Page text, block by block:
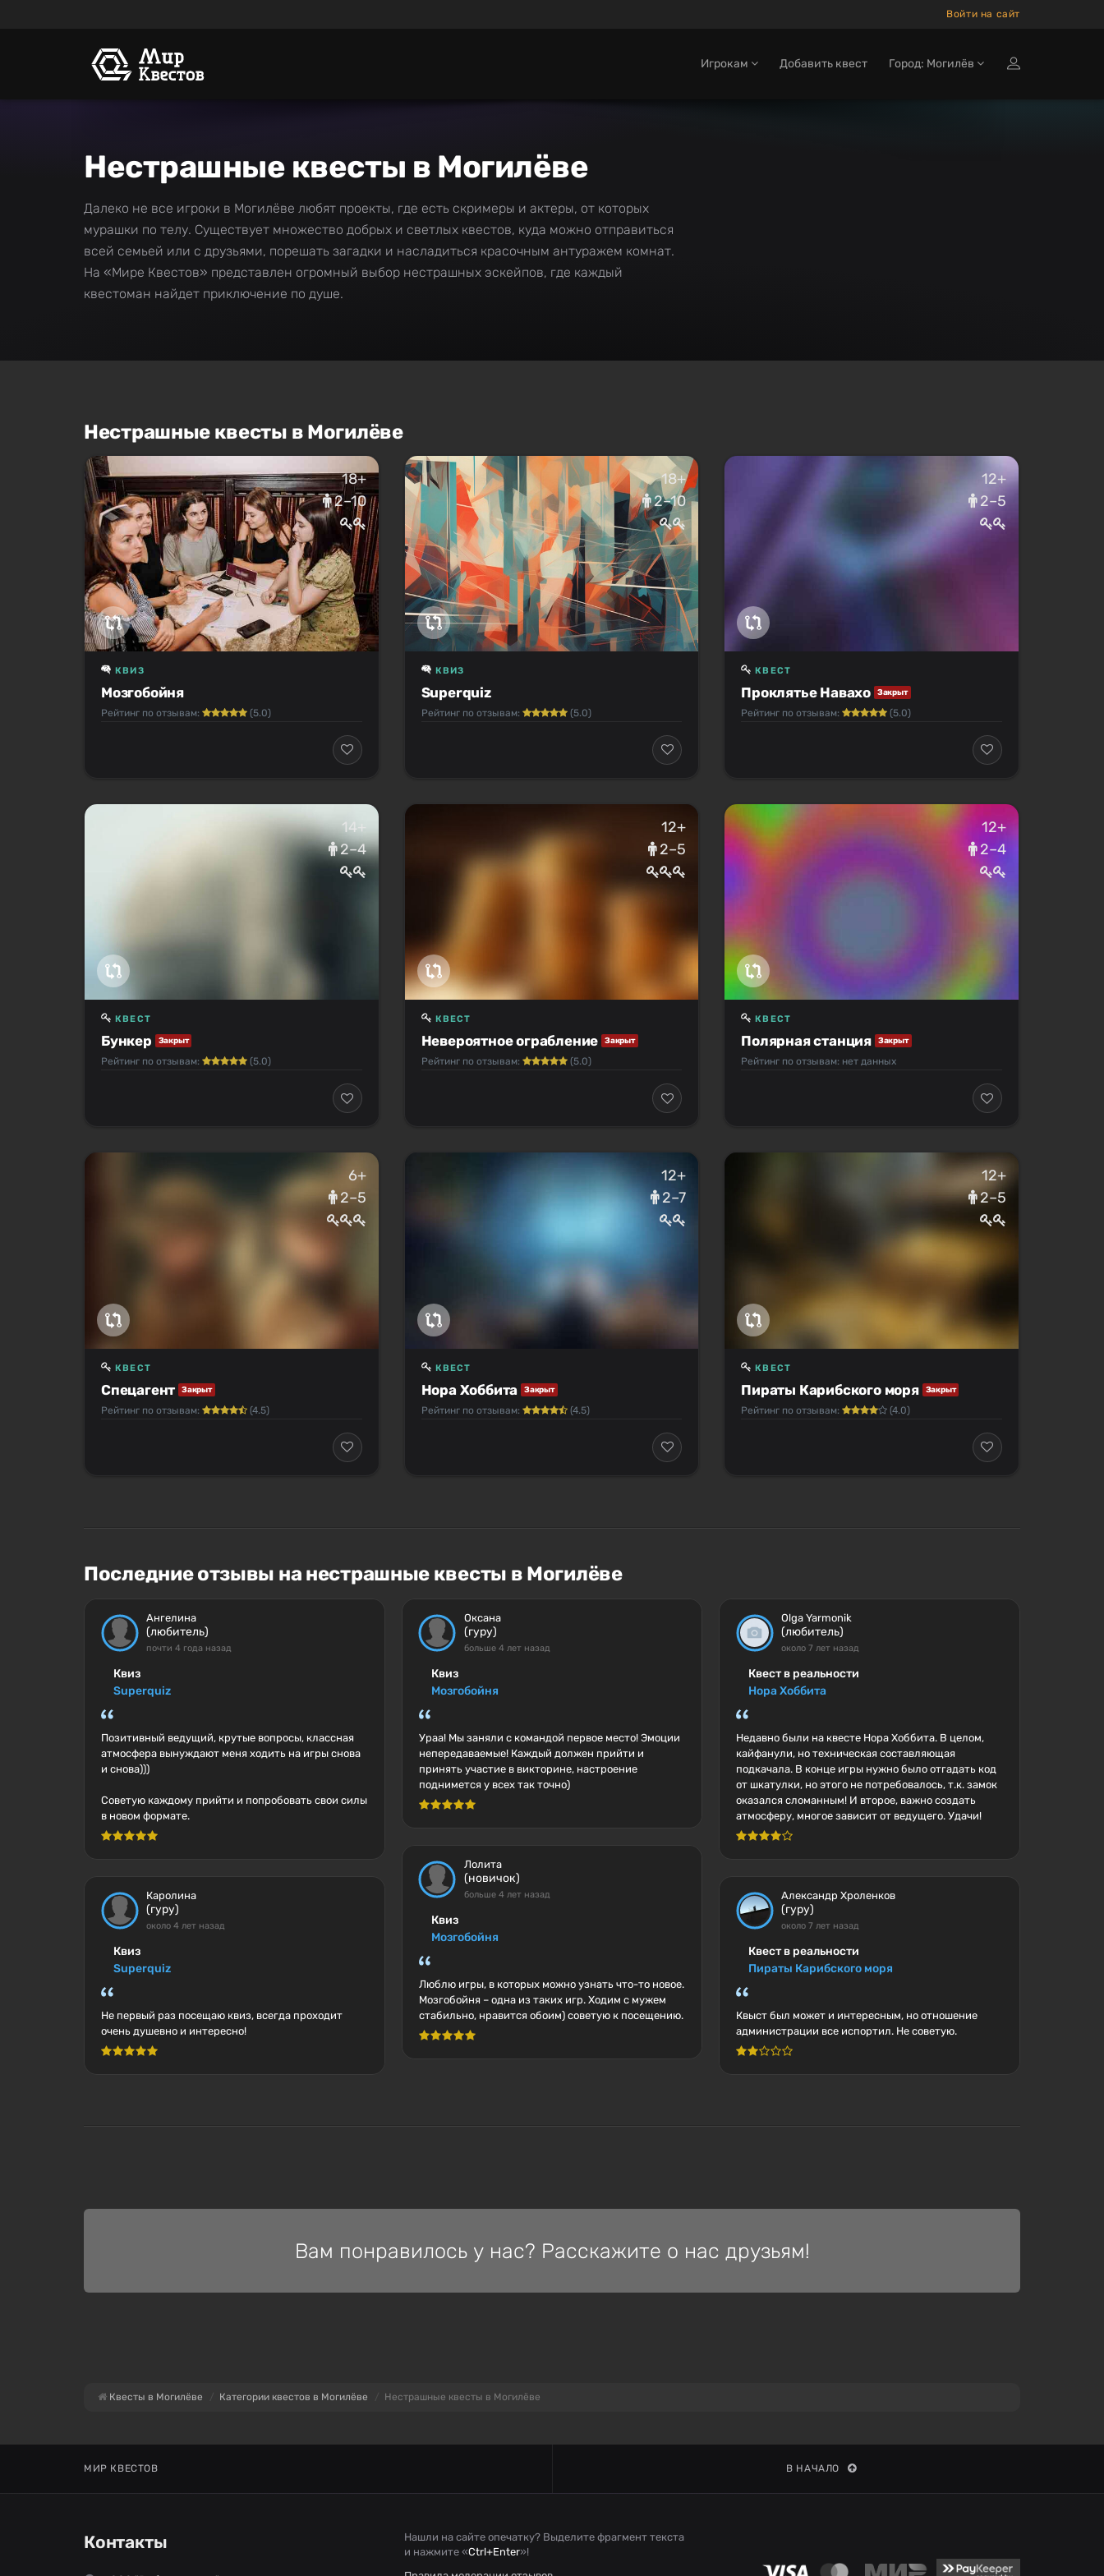
Войти на сайт
Игрокам Добавить квест Город: Могилёв
Нестрашные квесты в Могилёве
Далеко не все игроки в Могилёве любят проекты, где есть скримеры и актеры, от которых
мурашки по телу. Существует множество добрых и светлых квестов, куда можно отправиться
всей семьей или с друзьями, порешать загадки и насладиться красочным антуражем комнат.
На «Мире Квестов» представлен огромный выбор нестрашных эскейпов, где каждый
квестоман найдет приключение по душе.
Нестрашные квесты в Могилёве
18+
2–10
Мозгобойня
КВИЗ
Рейтинг по отзывам: (5.0)
18+
2–10
Superquiz
КВИЗ
Рейтинг по отзывам: (5.0)
12+
2–5
Проклятье Навахо Закрыт
КВЕСТ
Рейтинг по отзывам: (5.0)
14+
2–4
Бункер Закрыт
КВЕСТ
Рейтинг по отзывам: (5.0)
12+
2–5
Невероятное ограбление Закрыт
КВЕСТ
Рейтинг по отзывам: (5.0)
12+
2–4
Полярная станция Закрыт
КВЕСТ
Рейтинг по отзывам: нет данных
6+
2–5
Спецагент Закрыт
КВЕСТ
Рейтинг по отзывам: (4.5)
12+
2–7
Нора Хоббита Закрыт
КВЕСТ
Рейтинг по отзывам: (4.5)
12+
2–5
Пираты Карибского моря Закрыт
КВЕСТ
Рейтинг по отзывам: (4.0)
Последние отзывы на нестрашные квесты в Могилёве
Ангелина
(любитель)
почти 4 года назад
Квиз
Superquiz
Позитивный ведущий, крутые вопросы, классная
атмосфера вынуждают меня ходить на игры снова
и снова)))
Советую каждому прийти и попробовать свои силы
в новом формате.
Каролина
(гуру)
около 4 лет назад
Квиз
Superquiz
Не первый раз посещаю квиз, всегда проходит
очень душевно и интересно!
Оксана
(гуру)
больше 4 лет назад
Квиз
Мозгобойня
Ураа! Мы заняли с командой первое место! Эмоции
непередаваемые! Каждый должен прийти и
принять участие в викторине, настроение
поднимется у всех так точно)
Лолита
(новичок)
больше 4 лет назад
Квиз
Мозгобойня
Люблю игры, в которых можно узнать что-то новое.
Мозгобойня – одна из таких игр. Ходим с мужем
стабильно, нравится обоим) советую к посещению.
Olga Yarmonik
(любитель)
около 7 лет назад
Квест в реальности
Нора Хоббита
Недавно были на квесте Нора Хоббита. В целом,
кайфанули, но техническая составляющая
подкачала. В конце игры нужно было отгадать код
от шкатулки, но этого не потребовалось, т.к. замок
оказался сломанным! И второе, важно создать
атмосферу, многое зависит от ведущего. Удачи!
Александр Хроленков
(гуру)
около 7 лет назад
Квест в реальности
Пираты Карибского моря
Квыст был может и интересным, но отношение
администрации все испортил. Не советую.
Вам понравилось у нас? Расскажите о нас друзьям!
Квесты в Могилёве Категории квестов в Могилёве Нестрашные квесты в Могилёве
МИР КВЕСТОВ В НАЧАЛО
Контакты
Нашли на сайте опечатку? Выделите фрагмент текста
и нажмите «Ctrl+Enter»!